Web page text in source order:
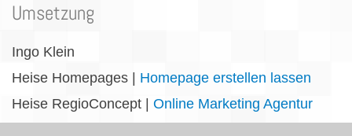
Umsetzung
Ingo Klein
Heise Homepages | Homepage erstellen lassen
Heise RegioConcept | Online Marketing Agentur